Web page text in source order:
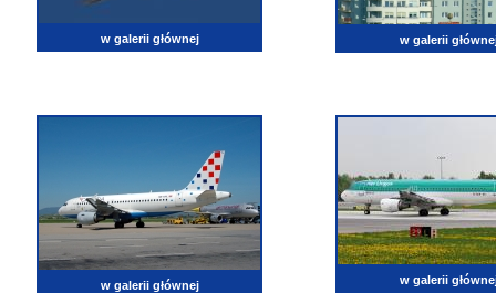
w galerii głównej w galerii
w galerii głównej w galerii